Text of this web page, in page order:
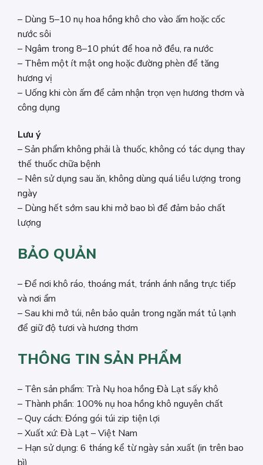
– Dùng 5–10 nụ hoa hồng khô cho vào ấm hoặc cốc
nước sôi
– Ngâm trong 8–10 phút để hoa nở đều, ra nước
– Thêm một ít mật ong hoặc đường phèn để tăng
hương vị
– Uống khi còn ấm để cảm nhận trọn vẹn hương thơm và
công dụng
Lưu ý
– Sản phẩm không phải là thuốc, không có tác dụng thay
thế thuốc chữa bệnh
– Nên sử dụng sau ăn, không dùng quá liều lượng trong
ngày
– Dùng hết sớm sau khi mở bao bì để đảm bảo chất
lượng
BẢO QUẢN
– Để nơi khô ráo, thoáng mát, tránh ánh nắng trực tiếp
và nơi ẩm
– Sau khi mở túi, nên bảo quản trong ngăn mát tủ lạnh
để giữ độ tươi và hương thơm
THÔNG TIN SẢN PHẨM
– Tên sản phẩm: Trà Nụ hoa hồng Đà Lạt sấy khô
– Thành phần: 100% nụ hoa hồng khô nguyên chất
– Quy cách: Đóng gói túi zip tiện lợi
– Xuất xứ: Đà Lạt – Việt Nam
– Hạn sử dụng: 6 tháng kể từ ngày sản xuất (in trên bao